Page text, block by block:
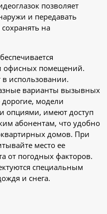
позволяет
и передавать
на
офисных помещений.
использовании.
варианты вызывных
модели
опциями, имеют доступ
абонентам, что удобно
домов. При
место ее
от погодных факторов.
специальным
и снега.